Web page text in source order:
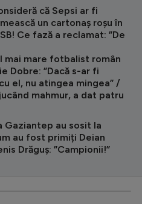
că Sepsi ar fi
un cartonaș roșu în
Ce fază a reclamat: ”De
mai mare fotbalist român
Dobre: ”Dacă s-ar fi
el, nu atingea mingea” /
mahmur, a dat patru
Gaziantep au sosit la
au fost primiți Deian
Drăguș: ”Campionii!”